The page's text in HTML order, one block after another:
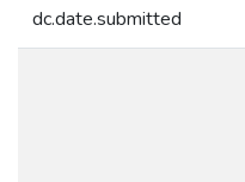
dc.date.submitted